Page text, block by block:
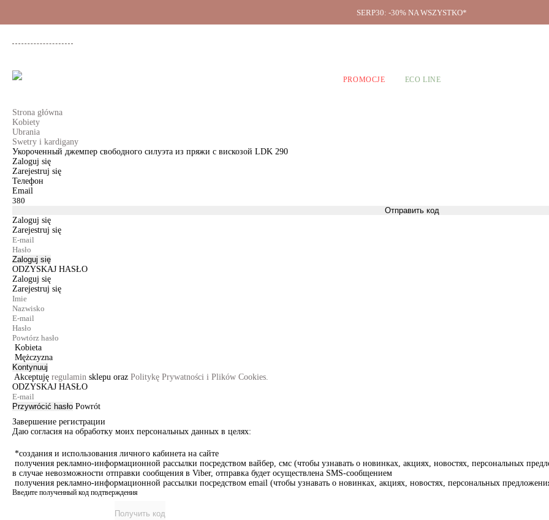
SERP30: -30% NA WSZYSTKO*
PROMOCJE ECO LINE
Strona główna
Kobiety
Ubrania
Swetry i kardigany
Укороченный джемпер свободного силуэта из пряжи с вискозой LDK 290
Zaloguj się
Zarejestruj się
Телефон
Email
Отправить код
Zaloguj się
Zarejestruj się
Zaloguj się
ODZYSKAJ HASŁO
Zaloguj się
Zarejestruj się
Kobieta
Mężczyzna
Kontynuuj
Akceptuję regulamin sklepu oraz Politykę Prywatności i Plików Cookies.
ODZYSKAJ HASŁO
Przywrócić hasło Powrót
Завершение регистрации
Даю согласия на обработку моих персональных данных в целях:
*создания и использования личного кабинета на сайте
получения рекламно-информационной рассылки посредством вайбер, смс (чтобы узнавать о новинках, акциях, новостях, персональных
в случае невозможности отправки сообщения в Viber, отправка будет осуществлена SMS-сообщением
получения рекламно-информационной рассылки посредством email (чтобы узнавать о новинках, акциях, новостях, персональных
Введите полученный код подтверждения
Получить код